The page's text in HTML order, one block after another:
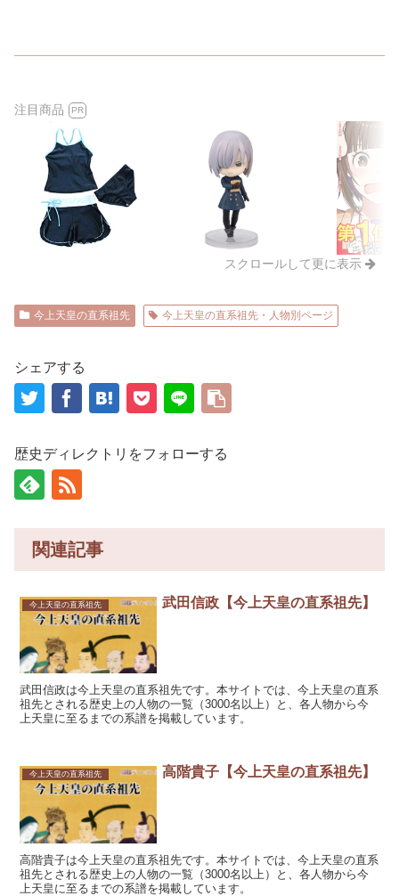
注目商品 PR
スクロールして更に表示
今上天皇の直系祖先 今上天皇の直系祖先・人物別ページ
シェアする
歴史ディレクトリをフォローする
関連記事
今上天皇の直系祖先 武田信政【今上天皇の直系祖先】
武田信政は今上天皇の直系祖先です。本サイトでは、今上天皇の直系
祖先とされる歴史上の人物の一覧（3000名以上）と、各人物から今
上天皇に至るまでの系譜を掲載しています。
今上天皇の直系祖先 高階貴子【今上天皇の直系祖先】
高階貴子は今上天皇の直系祖先です。本サイトでは、今上天皇の直系
祖先とされる歴史上の人物の一覧（3000名以上）と、各人物から今
上天皇に至るまでの系譜を掲載しています。